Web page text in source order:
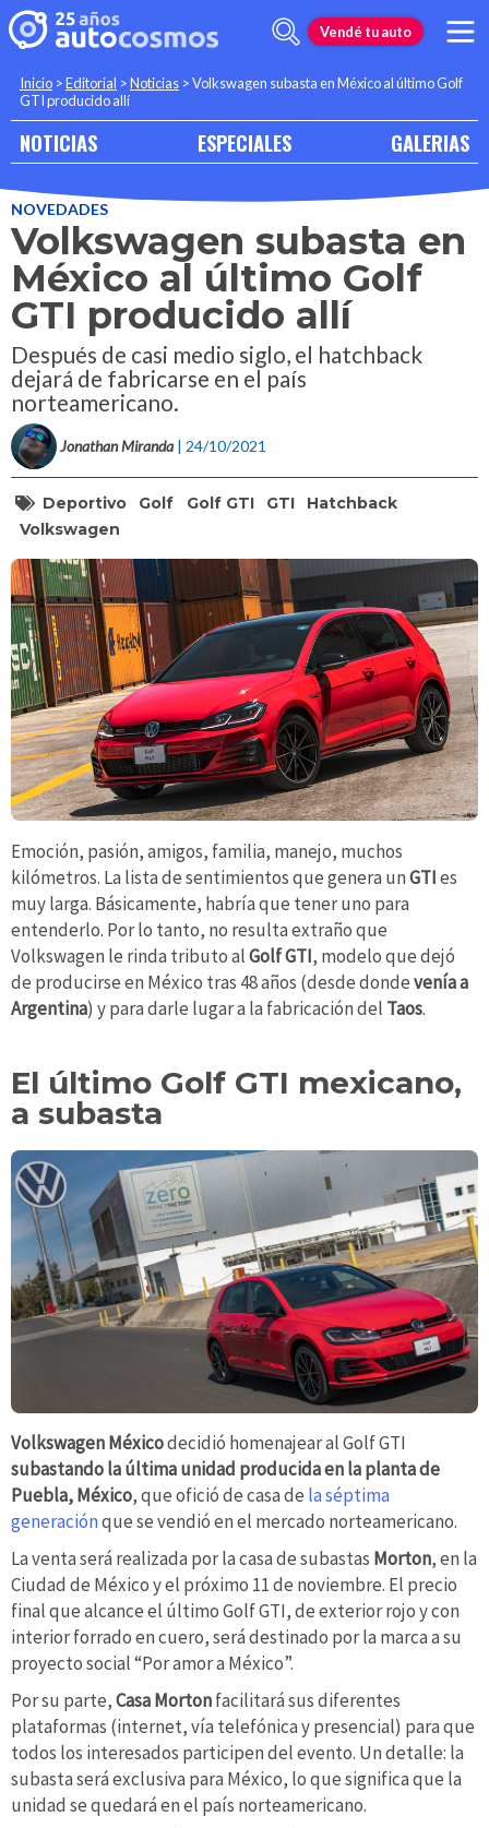
Vendé tu auto
Inicio >Editorial >Noticias >Volkswagen subasta en México al último Golf
GTI producido allí
NOTICIAS ESPECIALES GALERIAS
NOVEDADES
Volkswagen subasta en
México al último Golf
GTI producido allí
Después de casi medio siglo, el hatchback
dejará de fabricarse en el país
norteamericano.
Jonathan Miranda | 24/10/2021
Deportivo Golf Golf GTI GTI
Hatchback
Volkswagen
Emoción, pasión, amigos, familia, manejo, muchos
kilómetros. La lista de sentimientos que genera unGTIes
muy larga. Básicamente, habría que tener uno para
entenderlo. Por lo tanto, no resulta extraño que
Volkswagen le rinda tributo alGolf GTI, modelo que dejó
de producirse en México tras 48 años (desde dondevenía a
Argentina) y para darle lugar a la fabricación del Taos.
El último Golf GTI mexicano,
a subasta
Volkswagen Méxicodecidió homenajear al Golf GTI
subastando la última unidad producida en la planta de
Puebla, México, que ofició de casa de la séptima
generaciónque se vendió en el mercado norteamericano.
La venta será realizada por la casa de subastas Morton,en la
Ciudad de México y el próximo 11 de noviembre. El precio
final que alcance el último Golf GTI, de exterior rojo y con
interior forrado en cuero, será destinado por la marca a su
proyecto social “Por amor a México”.
Por su parte,Casa Mortonfacilitará sus diferentes
plataformas (internet, vía telefónica y presencial) para que
todos los interesados participen del evento. Un detalle: la
subasta será exclusiva para México, lo que significa que la
unidad se quedará en el país norteamericano.